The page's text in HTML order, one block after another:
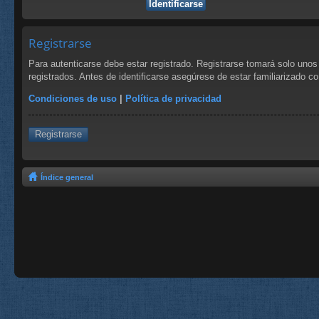
Registrarse
Para autenticarse debe estar registrado. Registrarse tomará solo
registrados. Antes de identificarse asegúrese de estar familiarizado
Condiciones de uso | Política de privacidad
Registrarse
Índice general